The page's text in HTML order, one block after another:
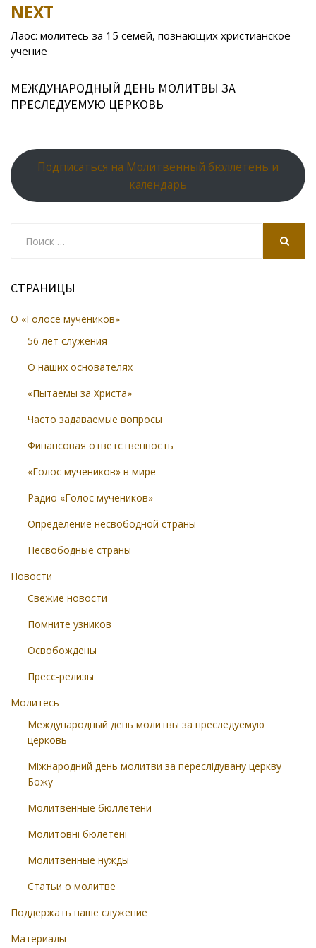
ki
NEXT
Лаос: молитесь за 15 семей, познающих христианское
учение
МЕЖДУНАРОДНЫЙ ДЕНЬ МОЛИТВЫ ЗА
ПРЕСЛЕДУЕМУЮ ЦЕРКОВЬ
Подписаться на Молитвенный бюллетень и
календарь
СТРАНИЦЫ
О «Голосе мучеников»
56 лет служения
О наших основателях
«Пытаемы за Христа»
Часто задаваемые вопросы
Финансовая ответственность
«Голос мучеников» в мире
Радио «Голос мучеников»
Определение несвободной страны
Несвободные страны
Новости
Свежие новости
Помните узников
Освобождены
Пресс-релизы
Молитесь
Международный день молитвы за преследуемую
церковь
Міжнародний день молитви за переслідувану церкву
Божу
Молитвенные бюллетени
Молитовні бюлетені
Молитвенные нужды
Статьи о молитве
Поддержать наше служение
Материалы